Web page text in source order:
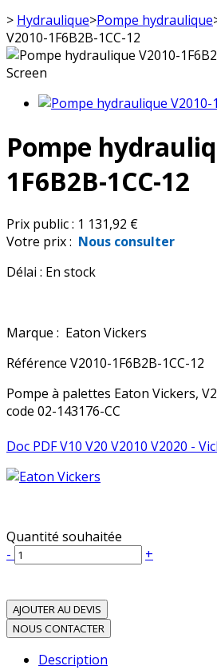
> Hydraulique>Pompe hydraulique
V2010-1F6B2B-1CC-12
Screen
Pompe
1F6B2B-1CC-12
Prix public : 1 131,92 €
Votre prix : Nous consulter
Délai : En stock
Marque : Eaton Vickers
Référence V2010-1F6B2B-1CC-12
Pompe à palettes Eaton Vickers,
code 02-143176-CC
Doc PDF V10 V20 V2010 V2020 -
Quantité souhaitée
-
+
AJOUTER AU DEVIS
NOUS CONTACTER
Description